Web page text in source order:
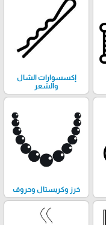
إكسسوارات الشال
والشعر
خرز وكريستال وحروف